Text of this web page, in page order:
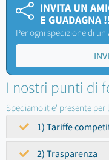
INVITA UN
E GUADAGNA
Per ogni spedizione di
I nostri punti di
Spediamo.it e' presente per
1) Tariffe
2) Trasparenza